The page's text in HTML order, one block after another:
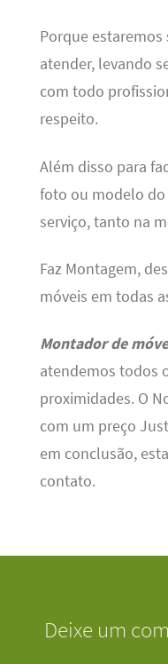
Porque
atender, levando
com todo
respeito.
Além disso para
foto ou modelo
serviço, tanto na
Faz Montagem,
móveis em todas
Montador de
atendemos todos
proximidades. O
com um preço
em conclusão,
contato.
Deixe um